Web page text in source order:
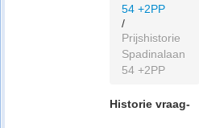
54 +2PP
/
Prijshistorie
Spadinalaan
54 +2PP
Historie vraag-